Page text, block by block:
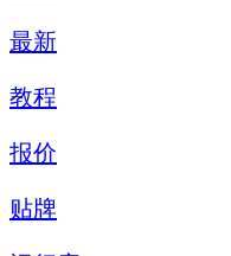
最新
教程
报价
贴牌